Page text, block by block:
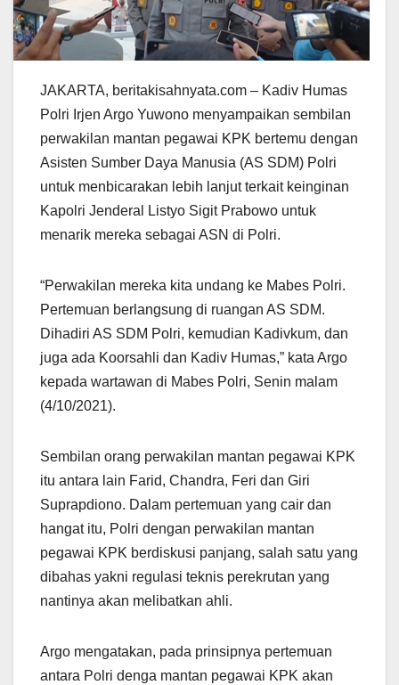
JAKARTA, beritakisahnyata.com – Kadiv Humas
Polri Irjen Argo Yuwono menyampaikan sembilan
perwakilan mantan pegawai KPK bertemu dengan
Asisten Sumber Daya Manusia (AS SDM) Polri
untuk menbicarakan lebih lanjut terkait keinginan
Kapolri Jenderal Listyo Sigit Prabowo untuk
menarik mereka sebagai ASN di Polri.
“Perwakilan mereka kita undang ke Mabes Polri.
Pertemuan berlangsung di ruangan AS SDM.
Dihadiri AS SDM Polri, kemudian Kadivkum, dan
juga ada Koorsahli dan Kadiv Humas,” kata Argo
kepada wartawan di Mabes Polri, Senin malam
(4/10/2021).
Sembilan orang perwakilan mantan pegawai KPK
itu antara lain Farid, Chandra, Feri dan Giri
Suprapdiono. Dalam pertemuan yang cair dan
hangat itu, Polri dengan perwakilan mantan
pegawai KPK berdiskusi panjang, salah satu yang
dibahas yakni regulasi teknis perekrutan yang
nantinya akan melibatkan ahli.
Argo mengatakan, pada prinsipnya pertemuan
antara Polri denga mantan pegawai KPK akan